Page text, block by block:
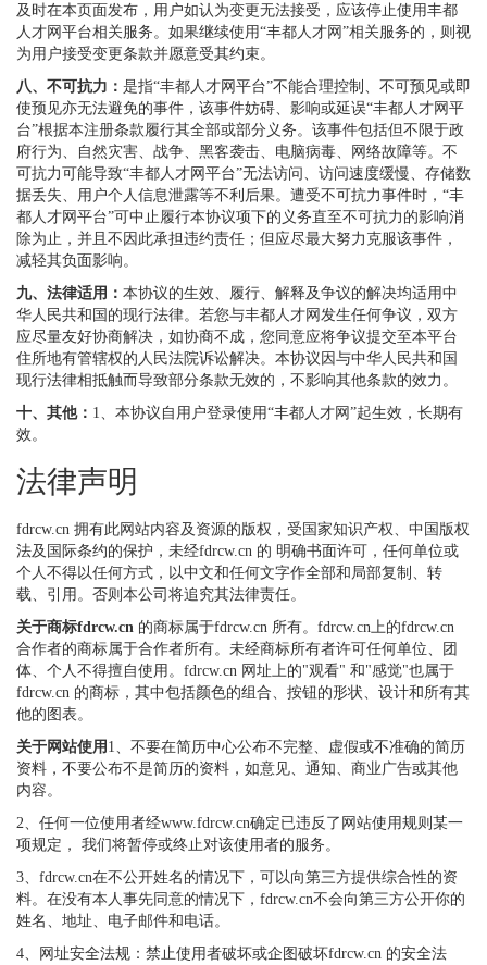
及时在本页面发布，用户如认为变更无法接受，应该停止使用丰都
人才网平台相关服务。如果继续使用“丰都人才网”相关服务的，则视
为用户接受变更条款并愿意受其约束。
八、不可抗力： 是指“丰都人才网平台”不能合理控制、不可预见或即
使预见亦无法避免的事件，该事件妨碍、影响或延误“丰都人才网平
台”根据本注册条款履行其全部或部分义务。该事件包括但不限于政
府行为、自然灾害、战争、黑客袭击、电脑病毒、网络故障等。不
可抗力可能导致“丰都人才网平台”无法访问、访问速度缓慢、存储数
据丢失、用户个人信息泄露等不利后果。遭受不可抗力事件时，“丰
都人才网平台”可中止履行本协议项下的义务直至不可抗力的影响消
除为止，并且不因此承担违约责任；但应尽最大努力克服该事件，
减轻其负面影响。
九、法律适用： 本协议的生效、履行、解释及争议的解决均适用中
华人民共和国的现行法律。若您与丰都人才网发生任何争议，双方
应尽量友好协商解决，如协商不成，您同意应将争议提交至本平台
住所地有管辖权的人民法院诉讼解决。本协议因与中华人民共和国
现行法律相抵触而导致部分条款无效的，不影响其他条款的效力。
十、其他： 1、本协议自用户登录使用“丰都人才网”起生效，长期有
效。
法律声明
fdrcw.cn 拥有此网站内容及资源的版权，受国家知识产权、中国版权
法及国际条约的保护，未经fdrcw.cn 的 明确书面许可，任何单位或
个人不得以任何方式，以中文和任何文字作全部和局部复制、转
载、引用。否则本公司将追究其法律责任。
关于商标fdrcw.cn 的商标属于fdrcw.cn 所有。fdrcw.cn上的fdrcw.cn
合作者的商标属于合作者所有。未经商标所有者许可任何单位、团
体、个人不得擅自使用。fdrcw.cn 网址上的"观看" 和"感觉"也属于
fdrcw.cn 的商标，其中包括颜色的组合、按钮的形状、设计和所有其
他的图表。
关于网站使用 1、不要在简历中心公布不完整、虚假或不准确的简历
资料，不要公布不是简历的资料，如意见、通知、商业广告或其他
内容。
2、任何一位使用者经www.fdrcw.cn确定已违反了网站使用规则某一
项规定， 我们将暂停或终止对该使用者的服务。
3、fdrcw.cn在不公开姓名的情况下，可以向第三方提供综合性的资
料。在没有本人事先同意的情况下，fdrcw.cn不会向第三方公开你的
姓名、地址、电子邮件和电话。
4、网址安全法规：禁止使用者破坏或企图破坏fdrcw.cn 的安全法